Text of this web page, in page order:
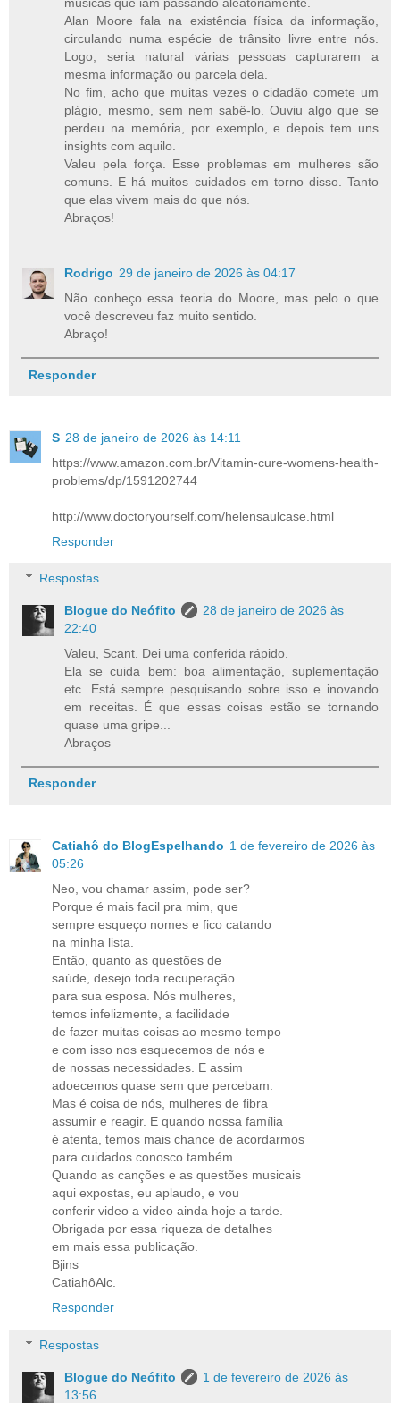
músicas que iam passando aleatoriamente.
Alan Moore fala na existência física da informação,
circulando numa espécie de trânsito livre entre nós.
Logo, seria natural várias pessoas capturarem a
mesma informação ou parcela dela.
No fim, acho que muitas vezes o cidadão comete um
plágio, mesmo, sem nem sabê-lo. Ouviu algo que se
perdeu na memória, por exemplo, e depois tem uns
insights com aquilo.
Valeu pela força. Esse problemas em mulheres são
comuns. E há muitos cuidados em torno disso. Tanto
que elas vivem mais do que nós.
Abraços!
Rodrigo 29 de janeiro de 2026 às 04:17
Não conheço essa teoria do Moore, mas pelo o que
você descreveu faz muito sentido.
Abraço!
Responder
S 28 de janeiro de 2026 às 14:11
https://www.amazon.com.br/Vitamin-cure-womens-health-
problems/dp/1591202744
http://www.doctoryourself.com/helensaulcase.html
Responder
Respostas
Blogue do Neófito
28 de janeiro de 2026 às
22:40
Valeu, Scant. Dei uma conferida rápido.
Ela se cuida bem: boa alimentação, suplementação
etc. Está sempre pesquisando sobre isso e inovando
em receitas. É que essas coisas estão se tornando
quase uma gripe...
Abraços
Responder
Catiahô do BlogEspelhando 1 de fevereiro de 2026 às
05:26
Neo, vou chamar assim, pode ser?
Porque é mais facil pra mim, que
sempre esqueço nomes e fico catando
na minha lista.
Então, quanto as questões de
saúde, desejo toda recuperação
para sua esposa. Nós mulheres,
temos infelizmente, a facilidade
de fazer muitas coisas ao mesmo tempo
e com isso nos esquecemos de nós e
de nossas necessidades. E assim
adoecemos quase sem que percebam.
Mas é coisa de nós, mulheres de fibra
assumir e reagir. E quando nossa família
é atenta, temos mais chance de acordarmos
para cuidados conosco também.
Quando as canções e as questões musicais
aqui expostas, eu aplaudo, e vou
conferir video a video ainda hoje a tarde.
Obrigada por essa riqueza de detalhes
em mais essa publicação.
Bjins
CatiahôAlc.
Responder
Respostas
Blogue do Neófito
1 de fevereiro de 2026 às
13:56